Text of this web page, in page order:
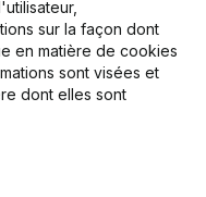
sur la façon dont
en matière de cookies
sont visées et
dont elles sont
d’entreprise
internationale